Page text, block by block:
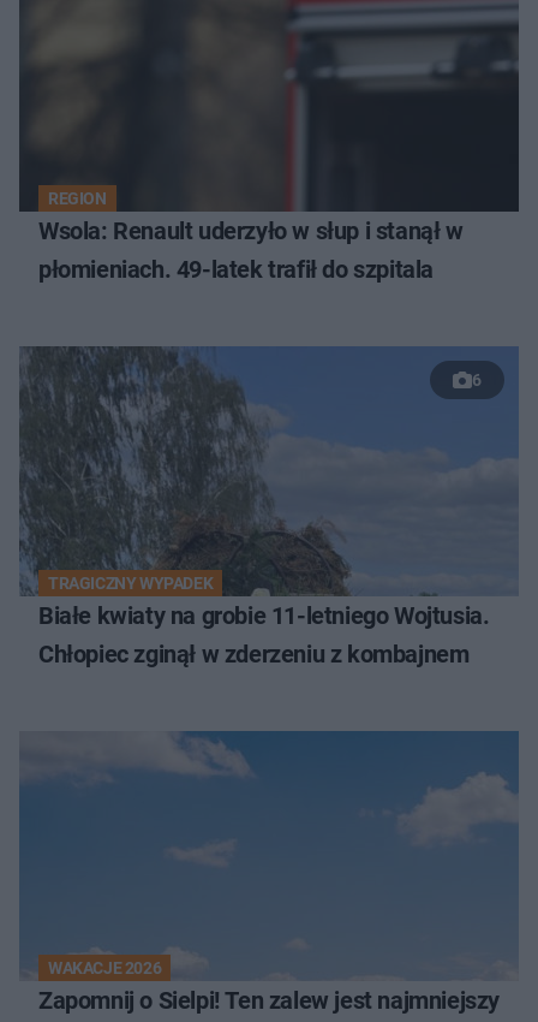
REGION
Wsola: Renault uderzyło w słup i stanął w
płomieniach. 49-latek trafił do szpitala
6
TRAGICZNY WYPADEK
Białe kwiaty na grobie 11-letniego Wojtusia.
Chłopiec zginął w zderzeniu z kombajnem
WAKACJE 2026
Zapomnij o Sielpi! Ten zalew jest najmniejszy